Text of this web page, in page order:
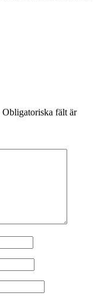
Obligatoriska fält är